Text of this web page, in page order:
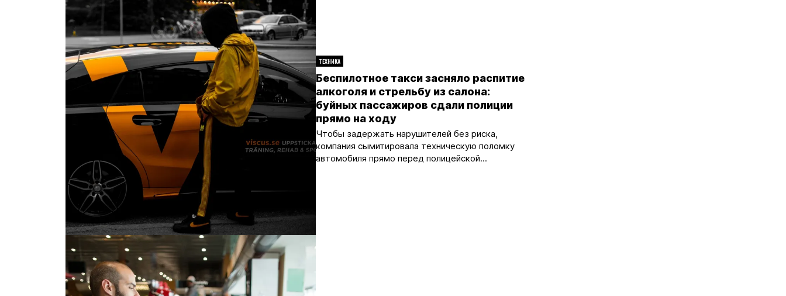
ТЕХНИКА
Беспилотное такси засняло распитие
алкоголя и стрельбу из салона:
буйных пассажиров сдали полиции
прямо на ходу
Чтобы задержать нарушителей без риска,
компания сымитировала техническую поломку
автомобиля прямо перед полицейской...